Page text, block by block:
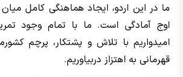
ما در این اردو، ایجاد هماهنگی کامل
اوج آمادگی است. ما با تمام وجود
امیدواریم با تلاش و پشتکار، پرچم
قهرمانی به اهتزاز دربیاوریم.